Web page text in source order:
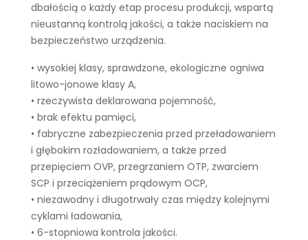
dbałością o każdy etap procesu produkcji, wspartą
nieustanną kontrolą jakości, a także naciskiem na
bezpieczeństwo urządzenia.
• wysokiej klasy, sprawdzone, ekologiczne ogniwa
litowo-jonowe klasy A,
• rzeczywista deklarowana pojemność,
• brak efektu pamięci,
• fabryczne zabezpieczenia przed przeładowaniem
i głębokim rozładowaniem, a także przed
przepięciem OVP, przegrzaniem OTP, zwarciem
SCP i przeciążeniem prądowym OCP,
• niezawodny i długotrwały czas między kolejnymi
cyklami ładowania,
• 6-stopniowa kontrola jakości.